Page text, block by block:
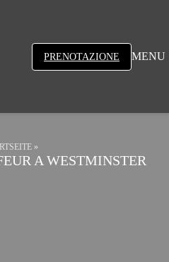
PRENOTAZIONE MENU
»
A WESTMINSTER